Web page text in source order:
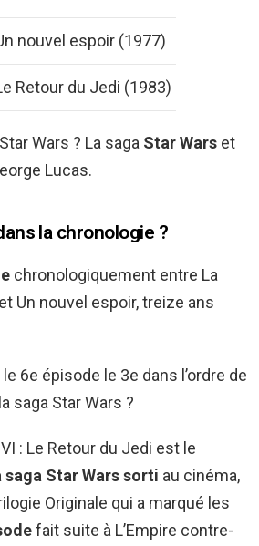
nouvel espoir (1977)
Retour du Jedi (1983)
Wars ? La saga Star Wars et
Lucas.
la chronologie ?
chronologiquement entre La
Un nouvel espoir, treize ans
6e épisode le 3e dans l’ordre de
saga Star Wars ?
VI : Le Retour du Jedi est le
saga Star Wars sorti au cinéma,
Originale qui a marqué les
fait suite à L’Empire contre-